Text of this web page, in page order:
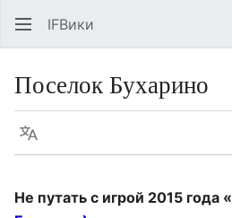
IFВики
Поселок Бухарино
Язык
Не путать с игрой 2015 года «